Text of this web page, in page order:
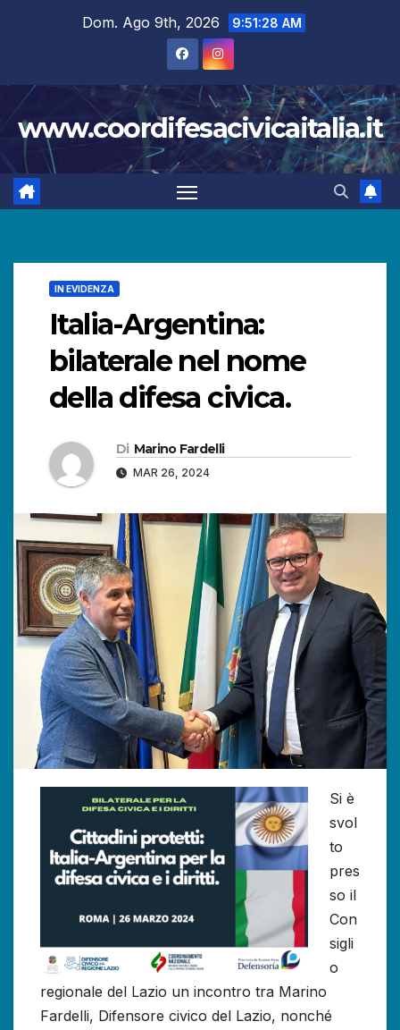
Dom. Ago 9th, 2026 9:51:29 AM
www.coordifesacivicaitalia.it
IN EVIDENZA
Italia-Argentina:
bilaterale nel nome
della difesa civica.
Di Marino Fardelli
MAR 26, 2024
Si è
svol
to
pres
so il
Con
sigli
o
regionale del Lazio un incontro tra Marino
Fardelli, Difensore civico del Lazio, nonché